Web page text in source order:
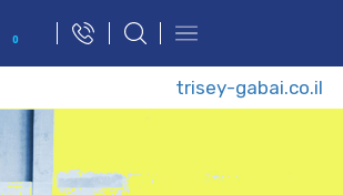
0
פתח
trisey-gabai.co.il